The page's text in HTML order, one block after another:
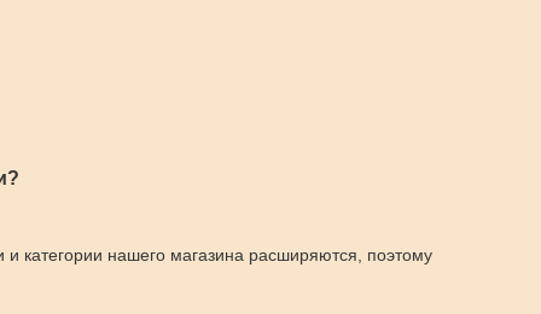
и категории нашего магазина расширяются, поэтому